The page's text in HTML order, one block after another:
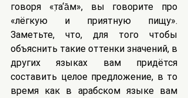
говоря «т̣a‘а̄м», вы говорите про
«лёгкую и приятную пищу».
Заметьте, что, для того чтобы
объяснить такие оттенки значений, в
других языках вам придётся
составить целое предложение, в то
время как в арабском языке вам